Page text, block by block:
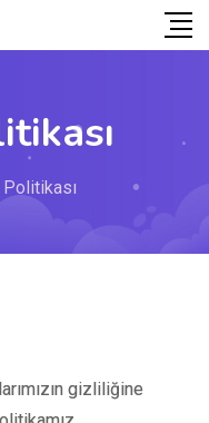
gizliliğine